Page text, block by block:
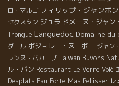
ロ・マルゴ フィリップ・ジャンボン
セクスタン ジュラ ドメーヌ・ジャン
Thongue Languedoc Domaine du
ダール ボジョレー・ヌーボー ジャン
レンヌ・バカーブ Taiwan Buvons
ル・バン Restaurant Le Verre Volé
Desplats Eau Forte Mas Pellisser